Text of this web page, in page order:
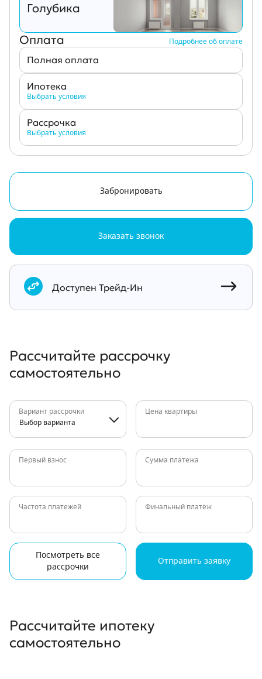
Голубика
Оплата Подробнее об оплате
Полная оплата
Ипотека
Выбрать условия
Рассрочка
Выбрать условия
Забронировать
Заказать звонок
Документы
Доступен Трейд-Ин
Рассчитайте рассрочку
самостоятельно
Вариант рассрочки
Выбор варианта
Цена квартиры
Первый взнос Сумма платежа
Частота платежей Финальный платёж
Посмотреть все
рассрочки
Отправить заявку
Рассчитайте ипотеку
самостоятельно